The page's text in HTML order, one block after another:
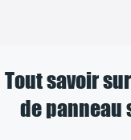
Tout savoir
de panneau